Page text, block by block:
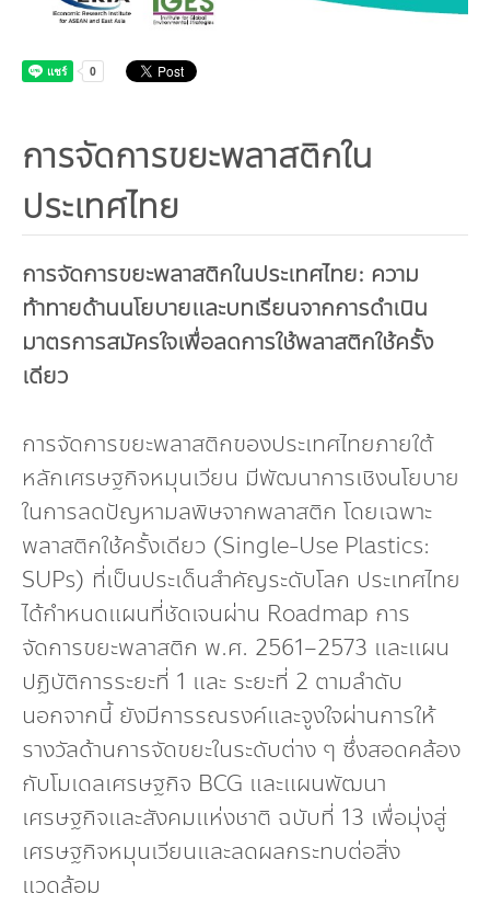
กองทุน ดร.ธีระ พันธุมวนิช
กองทุนสุขภาพกับสภาวะโลกร้อน
การจัดการขยะพลาสติกใน
ประเทศไทย
การจัดการขยะพลาสติกในประเทศไทย: ความ
ท้าทายด้านนโยบายและบทเรียนจากการดำเนิน
มาตรการสมัครใจเพื่อลดการใช้พลาสติกใช้ครั้ง
เดียว
การจัดการขยะพลาสติกของประเทศไทยภายใต้
หลักเศรษฐกิจหมุนเวียน มีพัฒนาการเชิงนโยบาย
ในการลดปัญหามลพิษจากพลาสติก โดยเฉพาะ
พลาสติกใช้ครั้งเดียว (Single-Use Plastics:
SUPs) ที่เป็นประเด็นสำคัญระดับโลก ประเทศไทย
ได้กำหนดแผนที่ชัดเจนผ่าน Roadmap การ
จัดการขยะพลาสติก พ.ศ. 2561–2573 และแผน
ปฏิบัติการระยะที่ 1 และ ระยะที่ 2 ตามลำดับ
นอกจากนี้ ยังมีการรณรงค์และจูงใจผ่านการให้
รางวัลด้านการจัดขยะในระดับต่าง ๆ ซึ่งสอดคล้อง
กับโมเดลเศรษฐกิจ BCG และแผนพัฒนา
เศรษฐกิจและสังคมแห่งชาติ ฉบับที่ 13 เพื่อมุ่งสู่
เศรษฐกิจหมุนเวียนและลดผลกระทบต่อสิ่ง
แวดล้อม